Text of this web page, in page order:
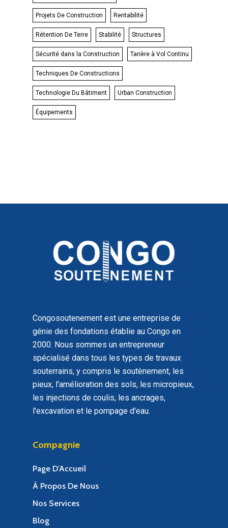
Projets De Construction Rentabilité
Rétention De Terre Stabilité Structures
Sécurité dans la Construction Tarière à Vol Continu
Techniques De Constructions
Technologie Du Bâtiment Urban Construction
Équipements
Congosoutenement est une entreprise de
génie des fondations établie au Congo en
2000. Nous sommes un entrepreneur
spécialisé dans tous les types de travaux
souterrains, y compris le soutènement, les
pieux, l'amélioration des sols, les micropieux,
les injections de coulis, les ancrages,
l'excavation et le pompage d'eau.
Compagnie
Page D’Accueil
À Propos De Nous
Nos Services
Blog